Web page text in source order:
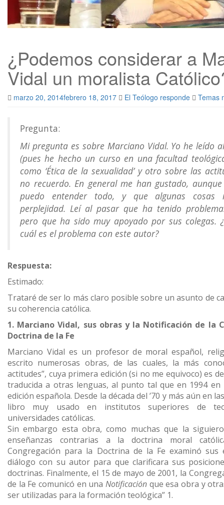
¿Podemos considerar a
Vidal un moralista
marzo 20, 2014febrero 18, 2017 El Teólogo responde Temas
Pregunta:
Mi pregunta es sobre Marciano Vidal. Yo he leído
(pues he hecho un curso en una facultad
como ‘Ética de la sexualidad’ y otro sobre las
no recuerdo. En general me han gustado,
puedo entender todo, y que algunas cosas
perplejidad. Leí al pasar que ha tenido
pero que ha sido muy apoyado por sus colegas.
cuál es el problema con este autor?
Respuesta:
Estimado:
Trataré de ser lo más claro posible sobre un asunto de
su coherencia católica.
1. Marciano Vidal, sus obras y la Notificación de la
Doctrina de la Fe
Marciano Vidal es un profesor de moral español,
escrito numerosas obras, de las cuales, la más
actitudes”, cuya primera edición (si no me equivoco) es
traducida a otras lenguas, al punto tal que en 1994 en
edición española. Desde la década del ’70 y más aún en
libro muy usado en institutos superiores de
universidades católicas.
Sin embargo esta obra, como muchas que la
enseñanzas contrarias a la doctrina moral
Congregación para la Doctrina de la Fe examinó
diálogo con su autor para que clarificara sus
doctrinas. Finalmente, el 15 de mayo de 2001, la
de la Fe comunicó en una Notificación que esa obra y
ser utilizadas para la formación teológica” 1.